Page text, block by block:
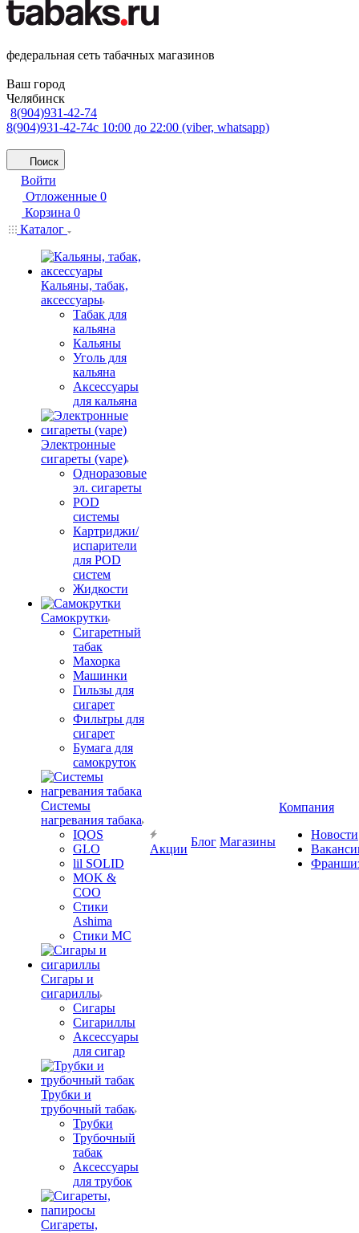
федеральная сеть табачных магазинов
Ваш город
Челябинск
8(904)931-42-74
8(904)931-42-74с 10:00 до 22:00 (viber, whatsapp)
Поиск
Войти
Отложенные 0
Корзина 0
Каталог
Кальяны, табак,
аксессуары
Табак для
кальяна
Кальяны
Уголь для
кальяна
Аксессуары
для кальяна
Электронные
сигареты (vape)
Одноразовые
эл. сигареты
POD
системы
Картриджи/
испарители
для POD
систем
Жидкости
Самокрутки
Сигаретный
табак
Махорка
Машинки
Гильзы для
сигарет
Фильтры для
сигарет
Бумага для
самокруток
Системы
нагревания табака
IQOS
GLO
lil SOLID
MOK &
COO
Стики
Ashima
Стики MC
Сигары и
сигариллы
Сигары
Сигариллы
Аксессуары
для сигар
Трубки и
трубочный табак
Трубки
Трубочный
табак
Аксессуары
для трубок
Сигареты,
Акции
Блог Магазины
Компания
Новости